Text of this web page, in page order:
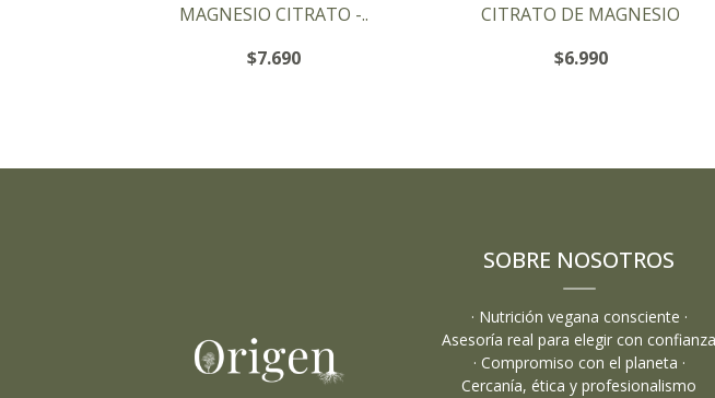
MAGNESIO CITRATO -..
$7.690
CITRATO DE MAGNESIO
$6.990
SOBRE NOSOTROS
· Nutrición vegana consciente ·
Asesoría real para elegir con confianza
· Compromiso con el planeta ·
Cercanía, ética y profesionalismo